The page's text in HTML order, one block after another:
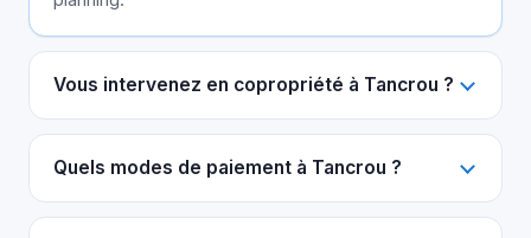
Vous intervenez en copropriété à Tancrou ?
Quels modes de paiement à Tancrou ?